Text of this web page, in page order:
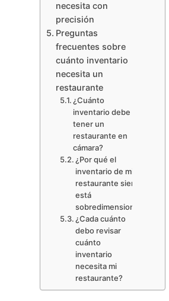
necesita con
precisión
Preguntas
frecuentes sobre
cuánto inventario
necesita un
restaurante
¿Cuánto
inventario debe
tener un
restaurante en
cámara?
¿Por qué el
inventario de mi
restaurante siempre
está
sobredimensionado?
¿Cada cuánto
debo revisar
cuánto
inventario
necesita mi
restaurante?